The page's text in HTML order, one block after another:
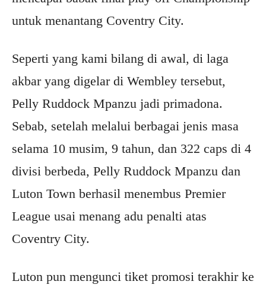
untuk menantang Coventry City.
Seperti yang kami bilang di awal, di laga
akbar yang digelar di Wembley tersebut,
Pelly Ruddock Mpanzu jadi primadona.
Sebab, setelah melalui berbagai jenis masa
selama 10 musim, 9 tahun, dan 322 caps di 4
divisi berbeda, Pelly Ruddock Mpanzu dan
Luton Town berhasil menembus Premier
League usai menang adu penalti atas
Coventry City.
Luton pun mengunci tiket promosi terakhir ke